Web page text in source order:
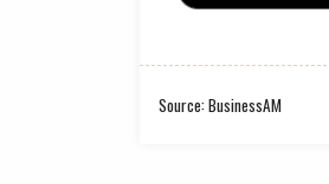
Source: BusinessAM